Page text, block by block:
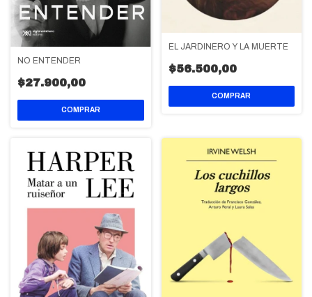
NO ENTENDER
$27.900,00
EL JARDINERO Y LA MUERTE
$56.500,00